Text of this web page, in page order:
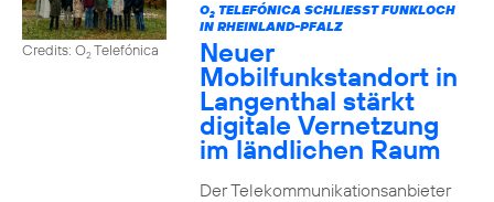
Credits: O2Telefónica
O2TELEFÓNICA SCHLIESST FUNKLOCH I
N RHEINLAND-PFALZ
Neuer
Mobilfunkstandort in
Langenthal stärkt
digitale Vernetzung
im ländlichen Raum
Der Telekommunikationsanbieter